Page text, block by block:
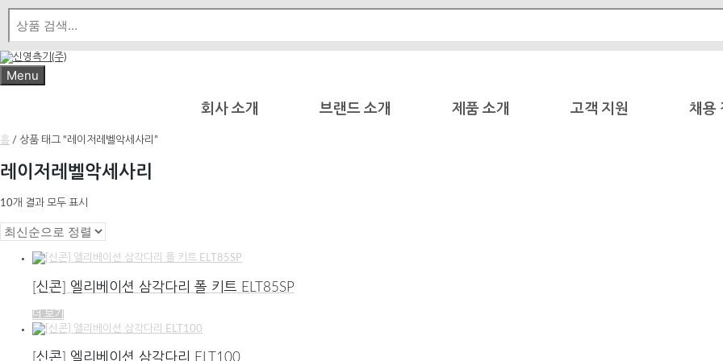
Skip
content
Menu
회사 소개 브랜드 소개 제품 소개 고객 지원 채용
홈 / 상품 태그 “레이저레벨악세사리”
레이저레벨악세사리
10개 결과 모두 표시
순
으
정
[신콘] 엘리베이션 삼각다리 폴 키트 ELT85SP
더 보기
[신콘] 엘리베이션 삼각다리 ELT100